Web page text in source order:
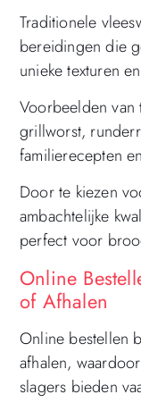
Traditionele
bereidingen die
unieke texturen
Voorbeelden
grillworst,
familierecepten
Door te kiezen
ambachtelijke
perfect voor
Online
of Afhalen
Online bestellen
afhalen,
slagers bieden